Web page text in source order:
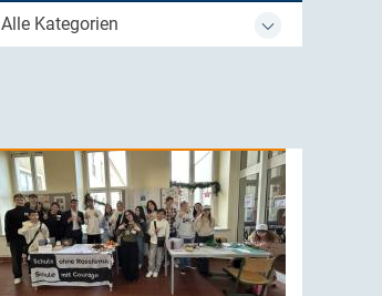
Alle Kategorien